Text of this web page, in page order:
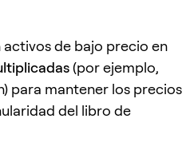
activos de bajo precio en
(por ejemplo,
para mantener los precios
del libro de